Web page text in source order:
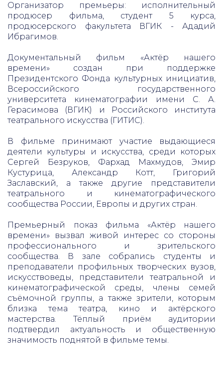
Организатор премьеры: исполнительный
продюсер фильма, студент 5 курса,
продюсерского факультета ВГИК - Ададий
Ибрагимов.
Документальный фильм «Актёр нашего
времени» создан при поддержке
Президентского Фонда культурных инициатив,
Всероссийского государственного
университета кинематографии имени С. А.
Герасимова (ВГИК) и Российского института
театрального искусства (ГИТИС).
В фильме принимают участие выдающиеся
деятели культуры и искусства, среди которых
Сергей Безруков, Фархад Махмудов, Эмир
Кустурица, Александр Котт, Григорий
Заславский, а также другие представители
театрального и кинематографического
сообщества России, Европы и других стран.
Премьерный показ фильма «Актёр нашего
времени» вызвал живой интерес со стороны
профессионального и зрительского
сообщества. В зале собрались студенты и
преподаватели профильных творческих вузов,
искусствоведы, представители театральной и
кинематографической среды, члены семей
съёмочной группы, а также зрители, которым
близка тема театра, кино и актёрского
мастерства. Тёплый приём аудитории
подтвердил актуальность и общественную
значимость поднятой в фильме темы.